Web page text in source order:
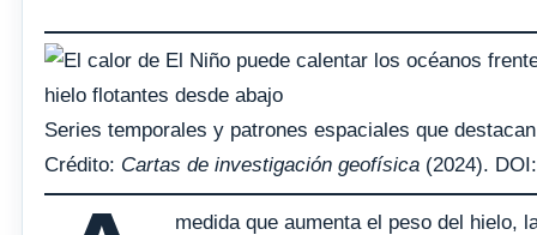
Series temporales y patrones espaciales que
Crédito: Cartas de investigación geofísica (2024).
medida que aumenta el peso del hielo,